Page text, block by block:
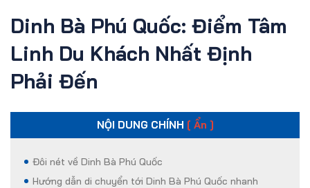
Dinh Bà Phú Quốc: Điểm Tâm
Linh Du Khách Nhất Định
Phải Đến
NỘI DUNG CHÍNH [ Ẩn ]
Đôi nét về Dinh Bà Phú Quốc
Hướng dẫn di chuyển tới Dinh Bà Phú Quốc nhanh